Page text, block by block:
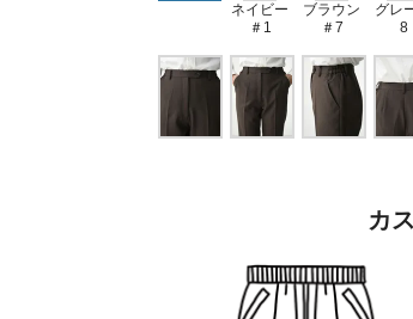
ネイビー
＃1
ブラウン
＃7
グレ
8
カ